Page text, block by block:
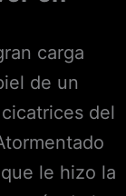
carga
de un
del
le hizo la